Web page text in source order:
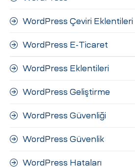
WordPress Çeviri Eklentileri
WordPress E-Ticaret
WordPress Eklentileri
WordPress Geliştirme
WordPress Güvenliği
WordPress Güvenlik
WordPress Hataları